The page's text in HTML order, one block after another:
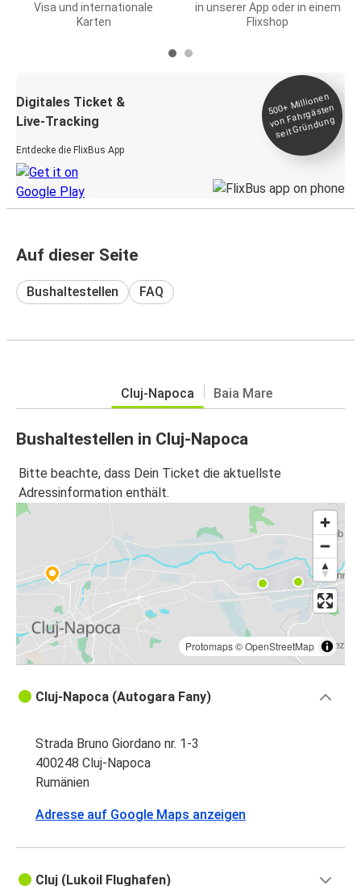
Visa und internationale
Karten
in unserer App oder in einem
Flixshop
Digitales Ticket &
Live-Tracking
Entdecke die FlixBus App
500+
Millionen
von Fahrgästen
seit
Gründung
Auf dieser Seite
Bushaltestellen FAQ
Cluj-Napoca Baia Mare
Bushaltestellen in Cluj-Napoca
Bitte beachte, dass Dein Ticket die aktuellste
Adressinformation enthält.
Protomaps©OpenStreetMap
Cluj-Napoca (Autogara Fany)
Strada Bruno Giordano nr. 1-3
400248 Cluj-Napoca
Rumänien
Adresse auf Google Maps anzeigen
Cluj (Lukoil Flughafen)